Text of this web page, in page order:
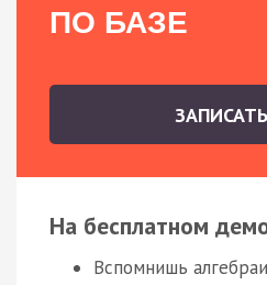
ПО БАЗЕ
На бесплатном
Вспомнишь